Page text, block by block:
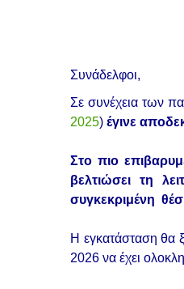
Συνάδελφοι,
Σε συνέχεια των
2025) έγινε
Στο πιο
βελτιώσει τη
συγκεκριμένη
Η εγκατάσταση θα
2026 να έχει